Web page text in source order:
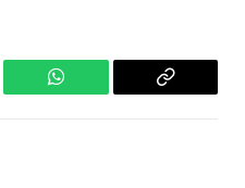
WhatsApp
Copy